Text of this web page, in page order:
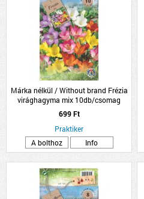
Márka nélkül / Without brand Frézia
virághagyma mix 10db/csomag
699 Ft
Praktiker
A bolthoz
Info